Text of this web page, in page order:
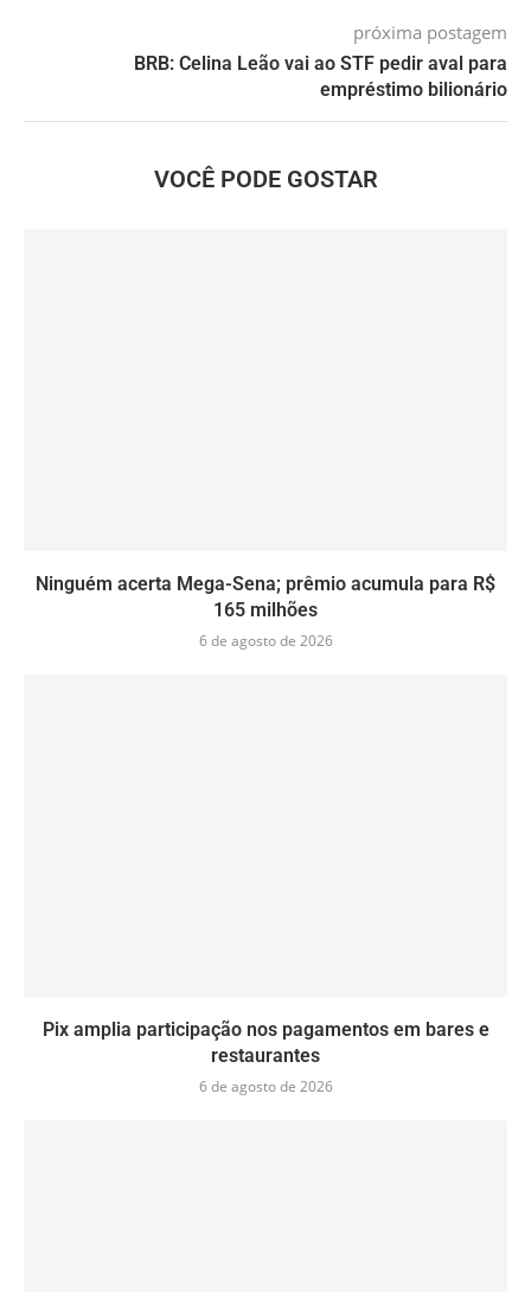
próxima postagem
BRB: Celina Leão vai ao STF pedir aval para
empréstimo bilionário
VOCÊ PODE GOSTAR
Ninguém acerta Mega-Sena; prêmio acumula para R$
165 milhões
6 de agosto de 2026
Pix amplia participação nos pagamentos em bares e
restaurantes
6 de agosto de 2026